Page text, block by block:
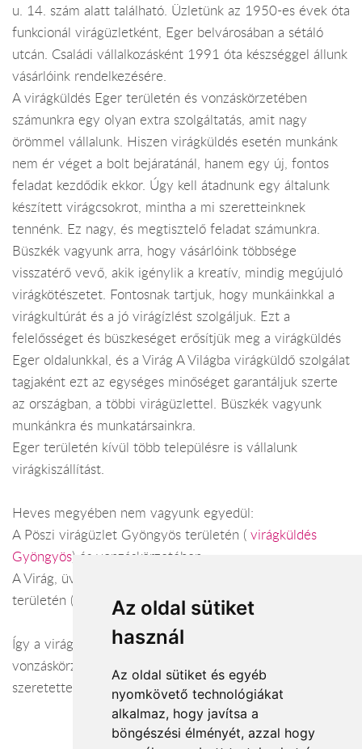
Az oldal sütiket
használ
Az oldal sütiket és egyéb
nyomkövető technológiákat
alkalmaz, hogy javítsa a
böngészési élményét, azzal hogy
u. 14. szám alatt található. Üzletünk az 1950-es évek óta
funkcionál virágüzletként, Eger belvárosában a sétáló
utcán. Családi vállalkozásként 1991 óta készséggel állunk
vásárlóink rendelkezésére.
A virágküldés Eger területén és vonzáskörzetében
számunkra egy olyan extra szolgáltatás, amit nagy
örömmel vállalunk. Hiszen virágküldés esetén munkánk
nem ér véget a bolt bejáratánál, hanem egy új, fontos
feladat kezdődik ekkor. Úgy kell átadnunk egy általunk
készített virágcsokrot, mintha a mi szeretteinknek
tennénk. Ez nagy, és megtisztelő feladat számunkra.
Büszkék vagyunk arra, hogy vásárlóink többsége
visszatérő vevő, akik igénylik a kreatív, mindig megújuló
virágkötészetet. Fontosnak tartjuk, hogy munkáinkkal a
virágkultúrát és a jó virágízlést szolgáljuk. Ezt a
felelősséget és büszkeséget erősítjük meg a virágküldés
Eger oldalunkkal, és a Virág A Világba virágküldő szolgálat
tagjaként ezt az egységes minőséget garantáljuk szerte
az országban, a többi virágüzlettel. Büszkék vagyunk
munkánkra és munkatársainkra.
Eger területén kívül több településre is vállalunk
virágkiszállítást.
Heves megyében nem vagyunk egyedül:
A Pöszi virágüzlet Gyöngyös területén ( virágküldés
Gyöngyös) és vonzáskörzetében.
A Virág, üveg, porcelán, ajándék üzlet Heves város
területén (
virágküldés Heves ) és vonzáskörzetében.
Így a virágküldés Heves megye városaiban és azok
vonzáskörzetében is gond nélkül megoldható. Várjuk
szeretettel webáruházunkban!
Elfogadott fizetési módok